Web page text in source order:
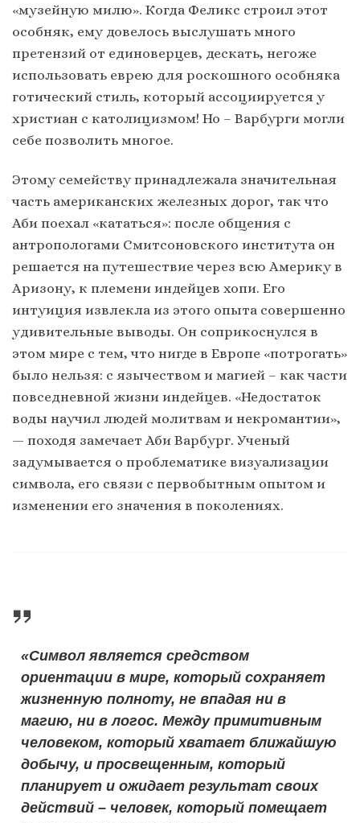
«музейную милю». Когда Феликс строил этот
особняк, ему довелось выслушать много
претензий от единоверцев, дескать, негоже
использовать еврею для роскошного особняка
готический стиль, который ассоциируется у
христиан с католицизмом! Но – Варбурги могли
себе позволить многое.
Этому семейству принадлежала значительная
часть американских железных дорог, так что
Аби поехал «кататься»: после общения с
антропологами Смитсоновского института он
решается на путешествие через всю Америку в
Аризону, к племени индейцев хопи. Его
интуиция извлекла из этого опыта совершенно
удивительные выводы. Он соприкоснулся в
этом мире с тем, что нигде в Европе «потрогать»
было нельзя: с язычеством и магией – как части
повседневной жизни индейцев. «Недостаток
воды научил людей молитвам и некромантии»,
— походя замечает Аби Варбург. Ученый
задумывается о проблематике визуализации
символа, его связи с первобытным опытом и
изменении его значения в поколениях.
«Символ является средством
ориентации в мире, который сохраняет
жизненную полноту, не впадая ни в
магию, ни в логос. Между примитивным
человеком, который хватает ближайшую
добычу, и просвещенным, который
планирует и ожидает результат своих
действий – человек, который помещает